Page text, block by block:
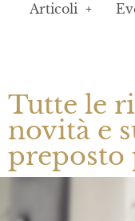
Articoli
Tutte le
novità e
preposto